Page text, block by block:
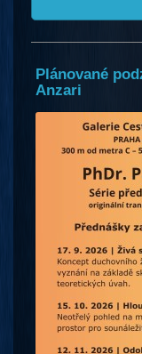
Plánované
Anzari